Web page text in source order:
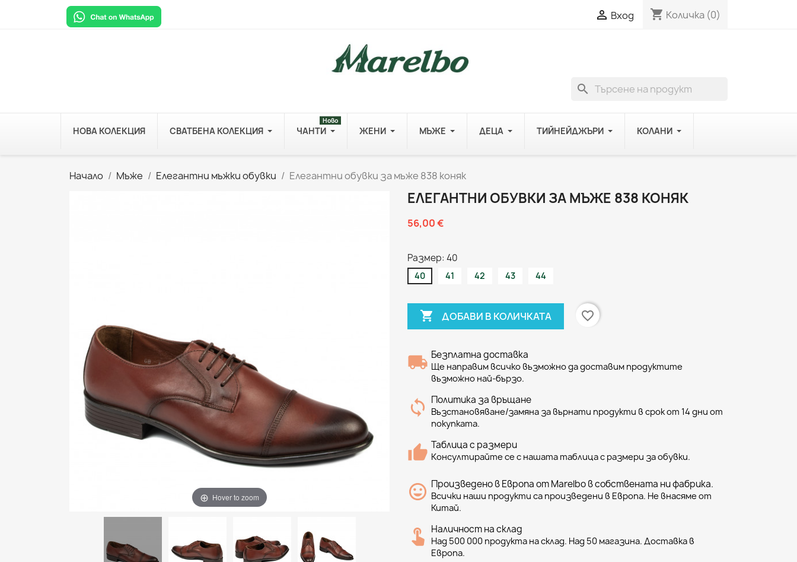
 Вход shopping_cart Количка (0)
search
НОВА КОЛЕКЦИЯ СВАТБЕНА КОЛЕКЦИЯ ЧАНТИ
Ново
ЖЕНИ МЪЖЕ ДЕЦА ТИЙНЕЙДЖЪРИ КОЛАНИ
Начало Мъже Елегантни мъжки обувки Елегантни обувки за мъже 838 коняк
Hover to zoom
ЕЛЕГАНТНИ ОБУВКИ ЗА МЪЖЕ 838 КОНЯК
56,00 €
Размер: 40
40 41 42 43 44
 ДОБАВИ В КОЛИЧКАТА favorite_border
Безплатна доставка
Ще направим всичко възможно да доставим продуктите
възможно най-бързо.
Политика за връщане
Възстановяване/замяна за върнати продукти в срок от 14 дни от
покупката.
Таблица с размери
Консултирайте се с нашата таблица с размери за обувки.
Произведено в Европа от Marelbo в собствената ни фабрика.
Всички наши продукти са произведени в Европа. Не внасяме от
Китай.
Наличност на склад
Над 500 000 продукта на склад. Над 50 магазина. Доставка в
Европа.